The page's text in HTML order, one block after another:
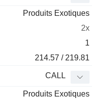
Produits Exotiques
2x
1
214.57 / 219.81
CALL
Produits Exotiques